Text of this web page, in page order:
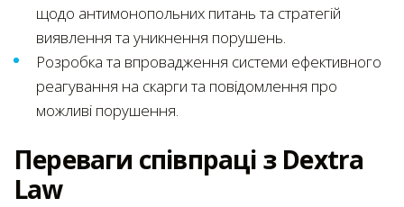
щодо антимонопольних питань та стратегій
виявлення та уникнення порушень.
Розробка та впровадження системи ефективного
реагування на скарги та повідомлення про
можливі порушення.
Переваги співпраці з Dextra
Law